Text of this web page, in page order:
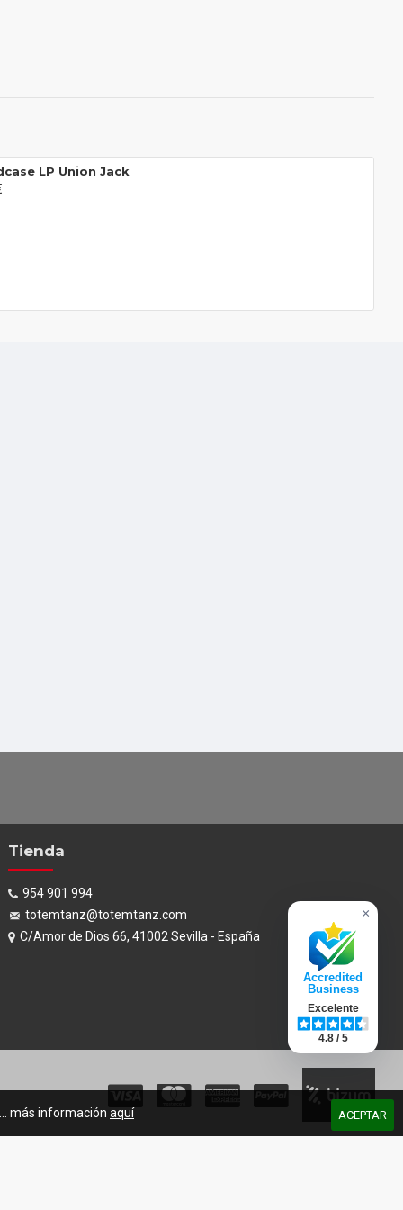
LP Union Jack
Tienda
954 901 994
totemtanz@totemtanz.com
C/Amor de Dios 66, 41002 Sevilla - España
ACEPTAR
más información aquí
×
Accredited
Business
Excelente
4.8 / 5